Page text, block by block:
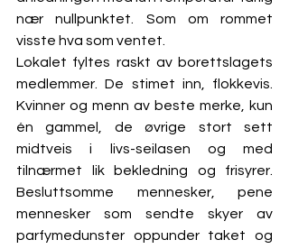
nær nullpunktet. Som om rommet
visste hva som ventet.
Lokalet fyltes raskt av borettslagets
medlemmer. De stimet inn, flokkevis.
Kvinner og menn av beste merke, kun
én gammel, de øvrige stort sett
midtveis i livs-seilasen og med
tilnærmet lik bekledning og frisyrer.
Besluttsomme mennesker, pene
mennesker som sendte skyer av
parfymedunster oppunder taket og